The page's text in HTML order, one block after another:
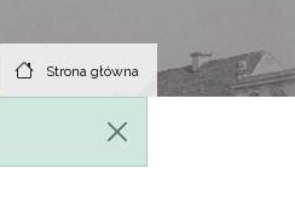
Strona główna